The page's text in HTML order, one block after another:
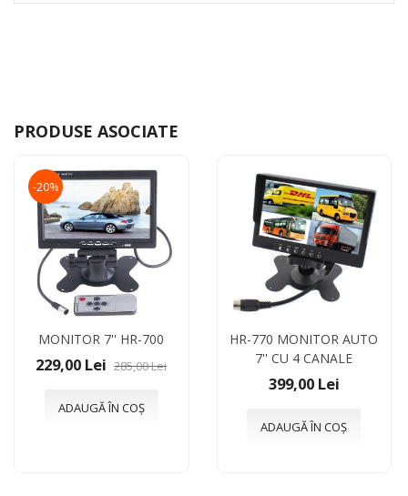
PRODUSE ASOCIATE
-20%
MONITOR 7'' HR-700
229,00 Lei 285,00 Lei
ADAUGĂ ÎN COȘ
HR-770 MONITOR AUTO
7'' CU 4 CANALE
399,00 Lei
ADAUGĂ ÎN COȘ